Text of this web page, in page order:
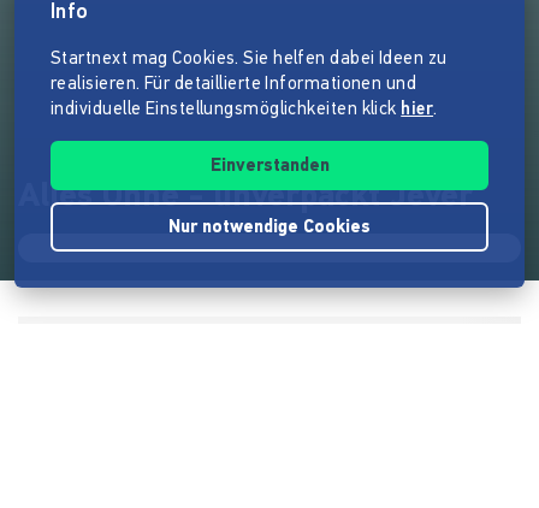
Alles Ohne - unverpackt Jever
Info
Startnext mag Cookies. Sie helfen dabei Ideen zu
realisieren. Für detaillierte Informationen und
individuelle Einstellungsmöglichkeiten klick hier.
Einverstanden
Nur notwendige Cookies